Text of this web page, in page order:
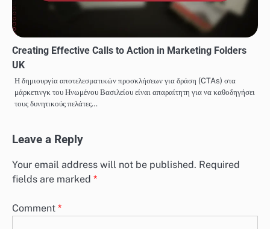
Creating Effective Calls to Action in Marketing Folders
UK
Η δημιουργία αποτελεσματικών προσκλήσεων για δράση (CTAs) στα
μάρκετινγκ του Ηνωμένου Βασιλείου είναι απαραίτητη για να καθοδηγήσει
τους δυνητικούς πελάτες…
Leave a Reply
Your email address will not be published. Required
fields are marked *
Comment *